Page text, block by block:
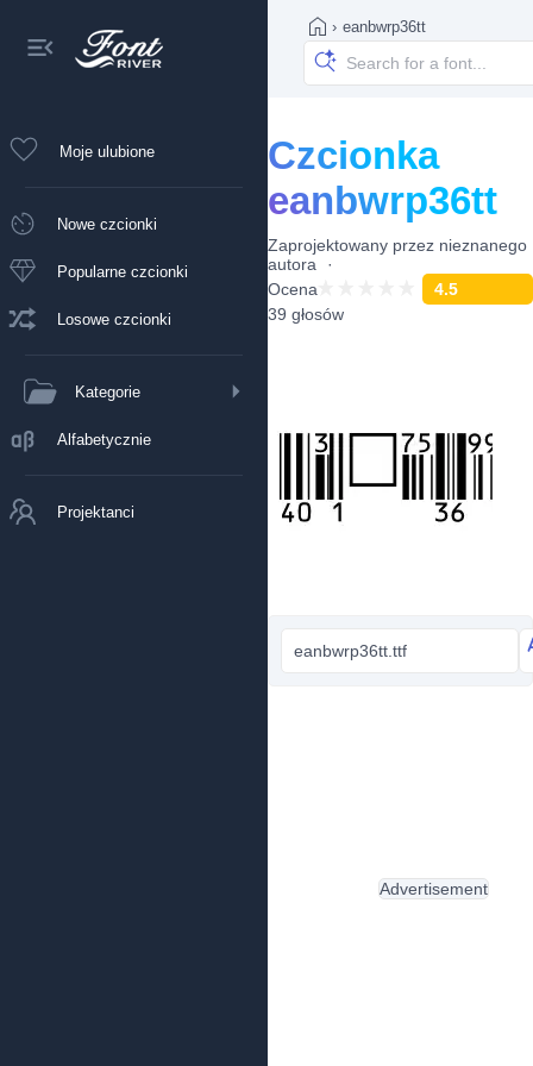
Moje ulubione
Nowe czcionki
Popularne czcionki
Losowe czcionki
Kategorie
Alfabetycznie
Projektanci
› eanbwrp36tt
Czcionka
eanbwrp36tt
Zaprojektowany przez nieznanego
autora
Ocena
4.5
39 głosów
eanbwrp36tt.ttf
Advertisement